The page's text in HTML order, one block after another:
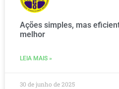
Ações simples, mas
melhor
LEIA MAIS »
30 de junho de 2025